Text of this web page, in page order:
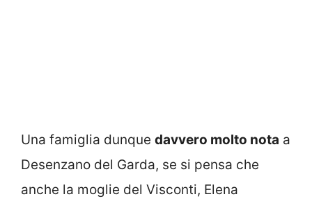
Una famiglia dunque davvero molto nota a
Desenzano del Garda, se si pensa che
anche la moglie del Visconti, Elena